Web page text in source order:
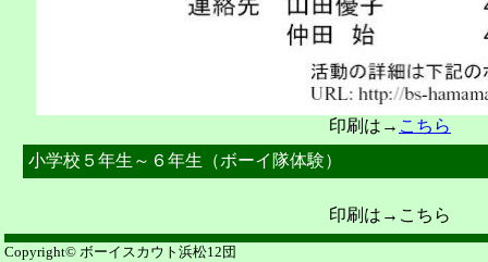
印刷は→ こちら
小学校５年生～６年生（ボーイ隊体験）
印刷は→こちら
Copyright© ボーイスカウト浜松12団